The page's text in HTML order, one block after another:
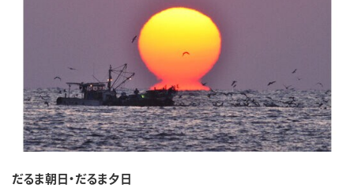
だるま朝日・だるま夕日